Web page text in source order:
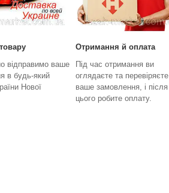
відправимо ваше
в будь-який
Нової
Отримання й оплата
Під час отримання ви
оглядаєте та перевіряєте
ваше замовлення, і після
цього робите оплату.